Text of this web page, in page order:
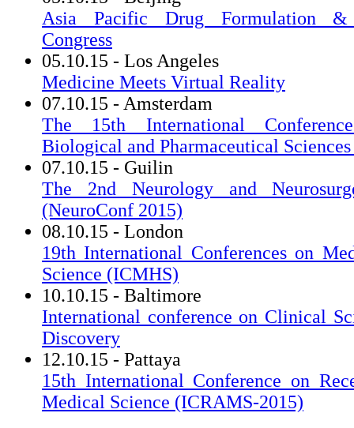
Asia Pacific Drug Formulation &
Congress
05.10.15 - Los Angeles
Medicine Meets Virtual Reality
07.10.15 - Amsterdam
The 15th International
Biological and Pharmaceutical
07.10.15 - Guilin
The 2nd Neurology and
(NeuroConf 2015)
08.10.15 - London
19th International Conferences on
Science (ICMHS)
10.10.15 - Baltimore
International conference on Clinical
Discovery
12.10.15 - Pattaya
15th International Conference on
Medical Science (ICRAMS-2015)